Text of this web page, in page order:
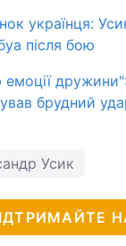
українця:
після бою
брудний
Усик